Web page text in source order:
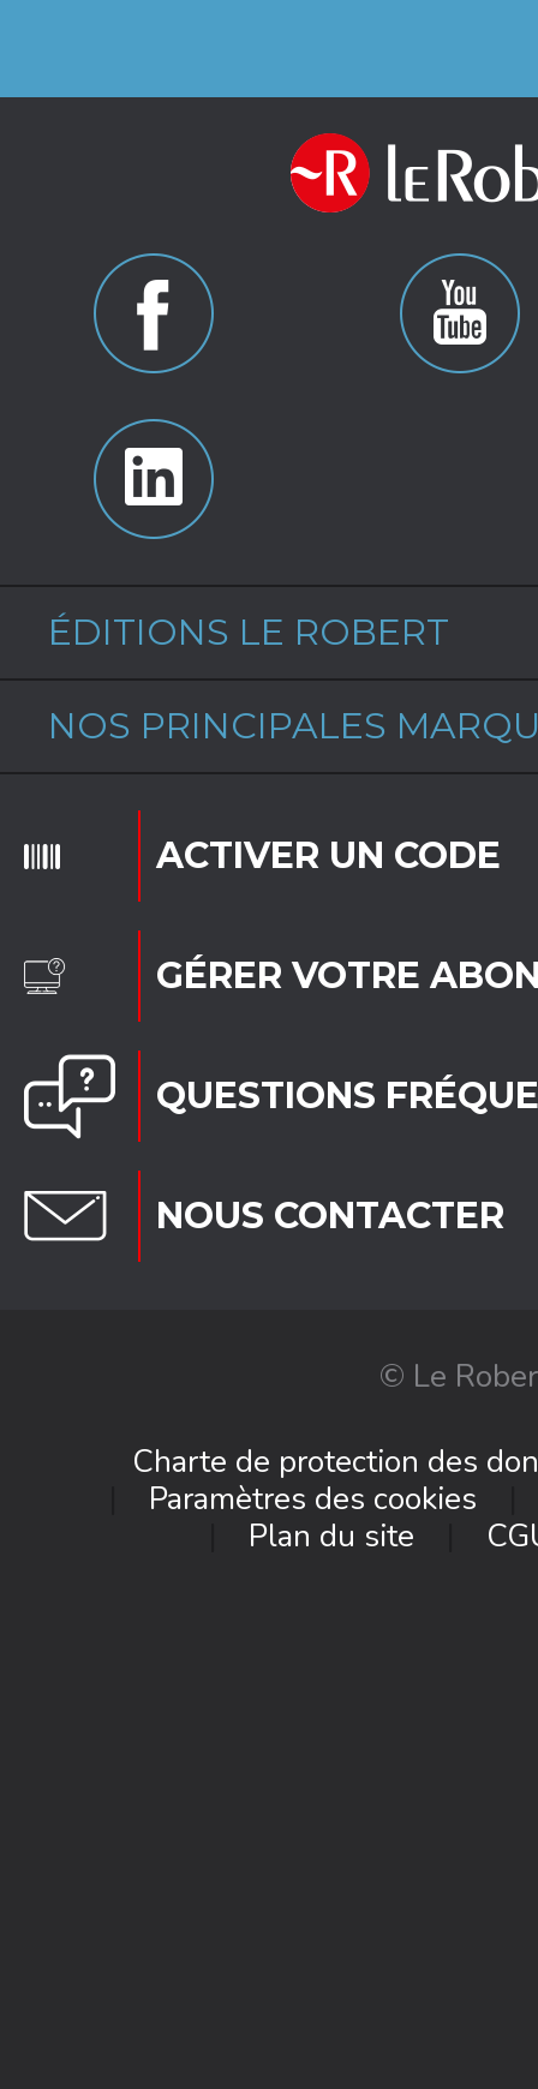
ÉDITIONS LE ROBERT
NOS PRINCIPALES
ACTIVER UN CODE
GÉRER VOTRE
QUESTIONS
NOUS CONTACTER
© Le
Charte de protection des
Paramètres des cookies
Plan du site